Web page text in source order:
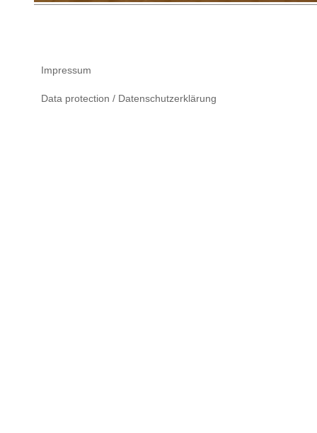
Impressum
Data protection / Datenschutzerklärung